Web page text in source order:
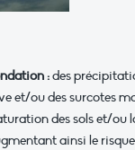
:des
et/ou des surcotes
des sols et/ou
ainsi le